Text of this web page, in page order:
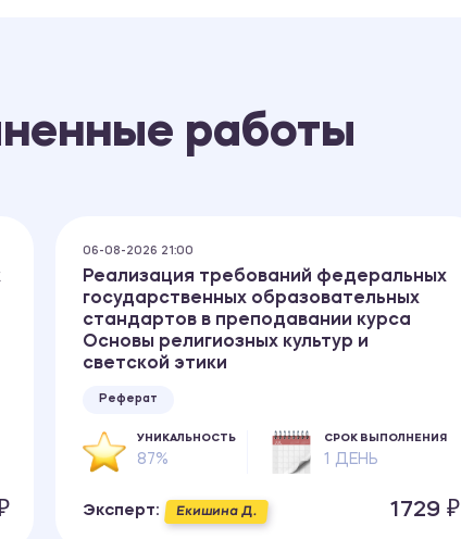
работы
06-08-2026 21:00
Реализация требований федеральных
государственных образовательных
стандартов в преподавании курса
Основы религиозных культур и
светской этики
Реферат
УНИКАЛЬНОСТЬ
87%
СРОК ВЫПОЛНЕНИЯ
1 ДЕНЬ
Эксперт: Екишина Д. 1729 ₽